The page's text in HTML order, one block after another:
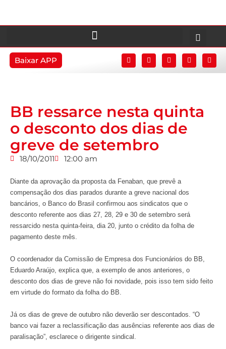
Baixar APP
BB ressarce nesta quinta
o desconto dos dias de
greve de setembro
18/10/2011 12:00 am
Diante da aprovação da proposta da Fenaban, que prevê a
compensação dos dias parados durante a greve nacional dos
bancários, o Banco do Brasil confirmou aos sindicatos que o
desconto referente aos dias 27, 28, 29 e 30 de setembro será
ressarcido nesta quinta-feira, dia 20, junto o crédito da folha de
pagamento deste mês.
O coordenador da Comissão de Empresa dos Funcionários do BB,
Eduardo Araújo, explica que, a exemplo de anos anteriores, o
desconto dos dias de greve não foi novidade, pois isso tem sido feito
em virtude do formato da folha do BB.
Já os dias de greve de outubro não deverão ser descontados. “O
banco vai fazer a reclassificação das ausências referente aos dias de
paralisação”, esclarece o dirigente sindical.